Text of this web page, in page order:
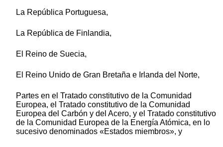
La República Portuguesa,
La República de Finlandia,
El Reino de Suecia,
El Reino Unido de Gran Bretaña e Irlanda del Norte,
Partes en el Tratado constitutivo de la Comunidad
Europea, el Tratado constitutivo de la Comunidad
Europea del Carbón y del Acero, y el Tratado constitutivo
de la Comunidad Europea de la Energía Atómica, en lo
sucesivo denominados «Estados miembros», y